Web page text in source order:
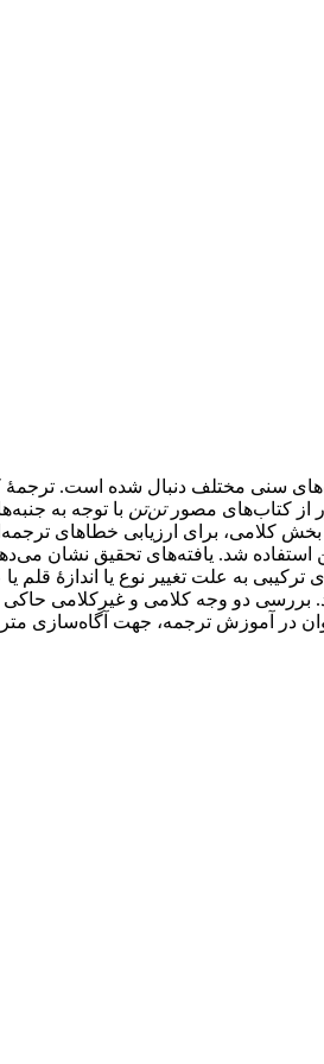
سنی مختلف دنبال شده‌ است.
از کتاب‌های مصورتن‌تن با توجه به
کلامی، برای ارزیابی خطاهای
بین تصویر و متن استفاده شد. یافته‌های تحقیق
ترکیبی به علت تغییر نوع یا اندازۀ قلم
بررسی دو وجه کلامی و غیرکلامی
در آموزش ترجمه، جهت آگاه‌سازی